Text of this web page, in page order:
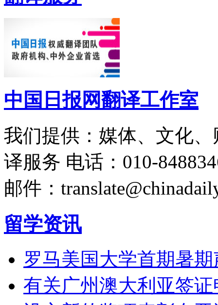
中国日报网翻译工作室
我们提供：媒体、文化
译服务 电话：010-
邮件：
留学资讯
罗马美国大学首期暑
有关广州澳大利亚签